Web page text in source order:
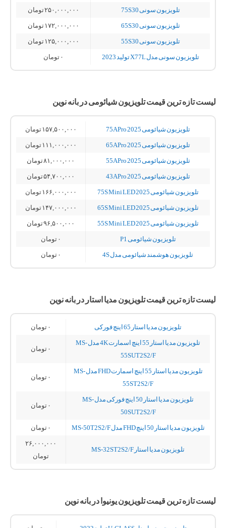
تلویزیون سونی 75S30 ۲۵۰,۰۰۰,۰۰۰تومان
تلویزیون سونی 65S30 ۱۷۲,۰۰۰,۰۰۰ تومان
تلویزیون سونی 55S30 ۱۲۵,۰۰۰,۰۰۰ تومان
تلویزیون سونی مدل X77L تولید 2023 ۰ تومان
لیست تازه ترین قیمت تلویزیون شیائومی در بانه نوین
تلویزیون شیائومی 75A Pro 2025 ۱۵۷,۵۰۰,۰۰۰ تومان
تلویزیون شیائومی 65A Pro 2025 ۱۱۱,۰۰۰,۰۰۰ تومان
تلویزیون شیائومی 55A Pro 2025 ۸۱,۰۰۰,۰۰۰تومان
تلویزیون شیائومی 43A Pro 2025 ۵۴,۷۰۰,۰۰۰تومان
تلویزیون شیائومی 75S Mini LED 2025 ۱۶۶,۰۰۰,۰۰۰ تومان
تلویزیون شیائومی 65S Mini LED 2025 ۱۴۷,۰۰۰,۰۰۰ تومان
تلویزیون شیائومی 55S Mini LED 2025 ۹۶,۵۰۰,۰۰۰تومان
تلویزیون شیائومی P1 ۰ تومان
تلویزیون هوشمند شیائومی مدل 4S ۰ تومان
لیست تازه ترین قیمت تلویزیون مدیا استار در بانه نوین
تلویزیون مدیا استار 65 اینچ فورکی ۰ تومان
تلویزیون مدیا استار 55 اینچ اسمارت 4K مدل MS-
55SUT2S2/F
۰ تومان
تلویزیون مدیا استار 55 اینچ اسمارت FHD مدل MS-
55ST2S2/F
۰ تومان
تلویزیون مدیا استار 50 اینچ فورکی مدل MS-
50SUT2S2/F
۰ تومان
تلویزیون مدیا استار 50 اینچ FHD مدل MS-50T2S2/F ۰ تومان
تلویزیون مدیا استار MS-32ST2S2/F
۲۶,۰۰۰,۰۰۰
تومان
لیست تازه ترین قیمت تلویزیون یونیوا در بانه نوین